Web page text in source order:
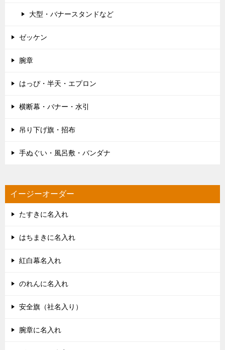
大型・バナースタンドなど
ゼッケン
腕章
はっぴ・半天・エプロン
横断幕・バナー・水引
吊り下げ旗・招布
手ぬぐい・風呂敷・バンダナ
イージーオーダー
たすきに名入れ
はちまきに名入れ
紅白幕名入れ
のれんに名入れ
安全旗（社名入り）
腕章に名入れ